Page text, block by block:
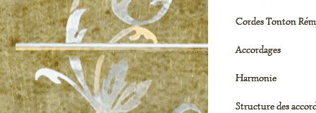
Cordes Tonton
Accordages
Harmonie
Structure des